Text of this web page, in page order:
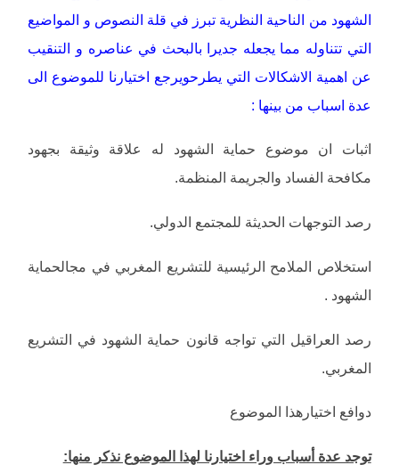
الشهود من الناحية النظرية تبرز في قلة النصوص و المواضيع
التي تتناوله مما يجعله جديرا بالبحث في عناصره و التنقيب
عن اهمية الاشكالات التي يطرحويرجع اختيارنا للموضوع الى
عدة اسباب من بينها :
اثبات ان موضوع حماية الشهود له علاقة وثيقة بجهود
مكافحة الفساد والجريمة المنظمة.
رصد التوجهات الحديثة للمجتمع الدولي.
استخلاص الملامح الرئيسية للتشريع المغربي في مجالحماية
الشهود .
رصد العراقيل التي تواجه قانون حماية الشهود في التشريع
المغربي.
دوافع اختيارهذا الموضوع
توجد عدة أسباب وراء اختيارنا لهذا الموضوع نذكر منها: